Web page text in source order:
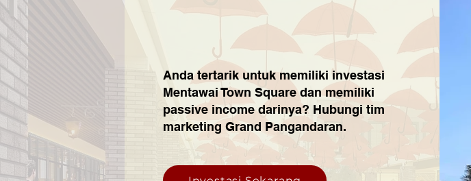
Anda tertarik untuk memiliki investasi
Mentawai Town Square dan memiliki
passive income darinya? Hubungi tim
marketing Grand Pangandaran.